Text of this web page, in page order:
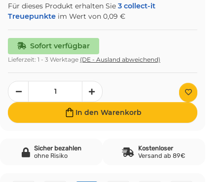
Für dieses Produkt erhalten Sie 3 collect-it
Treuepunkte im Wert von 0,09 €
Sofort verfügbar
Lieferzeit: 1 - 3 Werktage (DE - Ausland abweichend)
In den Warenkorb
Sicher bezahlen
ohne Risiko
Kostenloser
Versand ab 89€